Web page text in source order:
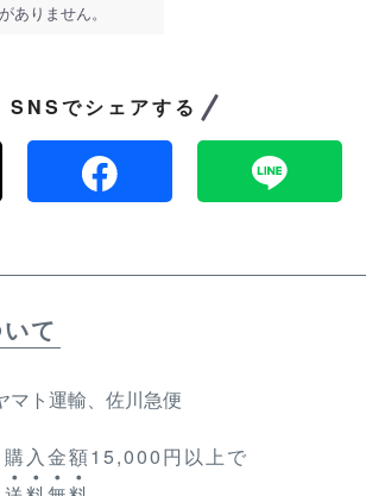
ありません。
SNSでシェアする
て
マト運輸、佐川急便
購入金額15,000円以上で